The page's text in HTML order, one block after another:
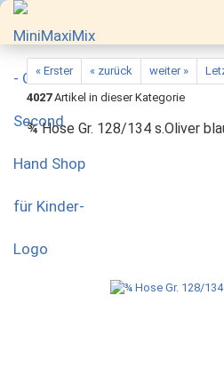
« Erster « zurück weiter »
4027Artikel in dieser Kategorie
¾ Hose Gr. 128/134 s.Oliver